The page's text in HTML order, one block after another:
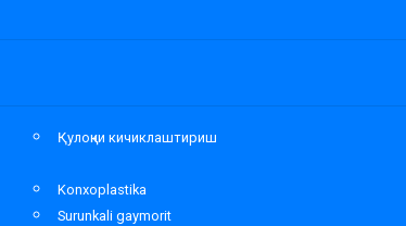
Қулоқни кичиклаштириш
Konxoplastika
Surunkali gaymorit